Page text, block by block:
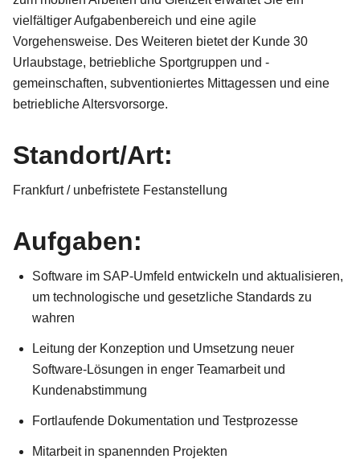
vielfältiger Aufgabenbereich und eine agile
Vorgehensweise. Des Weiteren bietet der Kunde 30
Urlaubstage, betriebliche Sportgruppen und -
gemeinschaften, subventioniertes Mittagessen und eine
betriebliche Altersvorsorge.
Standort/Art:
Frankfurt / unbefristete Festanstellung
Aufgaben:
Software im SAP-Umfeld entwickeln und aktualisieren,
um technologische und gesetzliche Standards zu
wahren
Leitung der Konzeption und Umsetzung neuer
Software-Lösungen in enger Teamarbeit und
Kundenabstimmung
Fortlaufende Dokumentation und Testprozesse
Mitarbeit in spanennden Projekten